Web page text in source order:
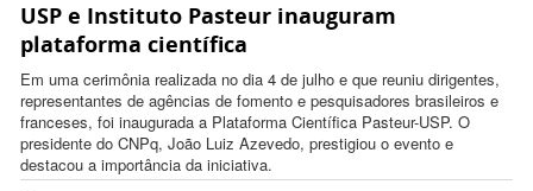
18:35:00 -0300
USP e Instituto Pasteur inauguram
plataforma científica
Em uma cerimônia realizada no dia 4 de julho e que reuniu dirigentes,
representantes de agências de fomento e pesquisadores brasileiros e
franceses, foi inaugurada a Plataforma Científica Pasteur-USP. O
presidente do CNPq, João Luiz Azevedo, prestigiou o evento e
destacou a importância da iniciativa.